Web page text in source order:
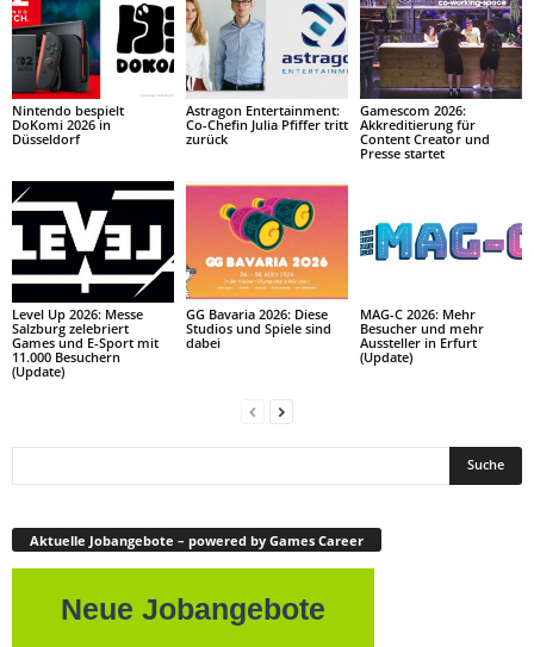
Nintendo bespielt
DoKomi 2026 in
Düsseldorf
Astragon Entertainment:
Co-Chefin Julia Pfiffer tritt
zurück
Gamescom 2026:
Akkreditierung für
Content Creator und
Presse startet
Level Up 2026: Messe
Salzburg zelebriert
Games und E-Sport mit
11.000 Besuchern
(Update)
GG Bavaria 2026: Diese
Studios und Spiele sind
dabei
MAG-C 2026: Mehr
Besucher und mehr
Aussteller in Erfurt
(Update)
Aktuelle Jobangebote – powered by Games Career